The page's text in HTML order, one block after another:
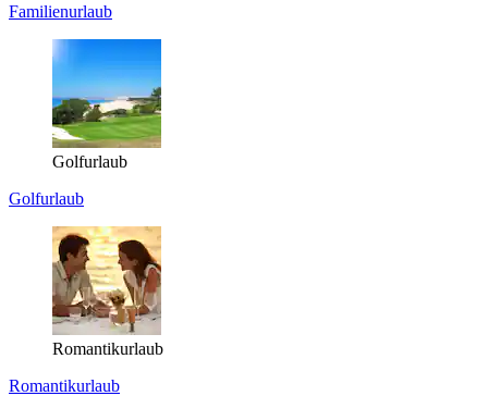
Familienurlaub
Golfurlaub
Golfurlaub
Romantikurlaub
Romantikurlaub